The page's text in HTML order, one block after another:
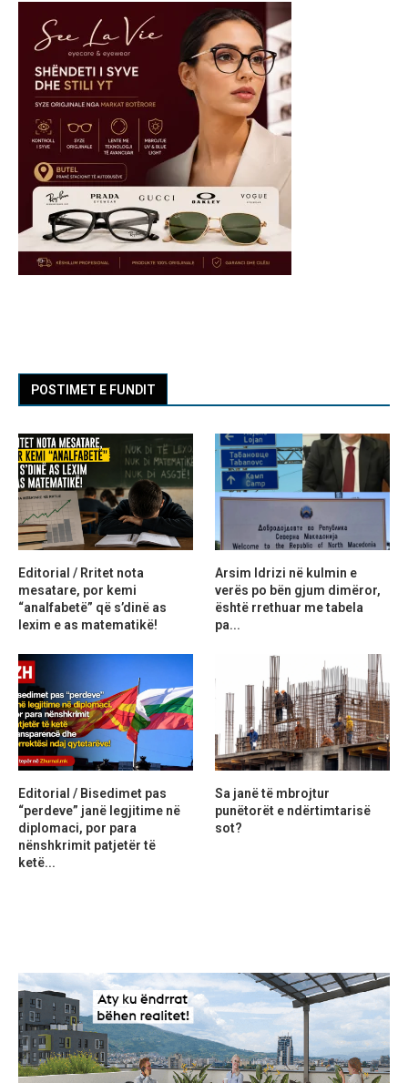
POSTIMET E FUNDIT
Editorial / Rritet nota
mesatare, por kemi
“analfabetë” që s’dinë as
lexim e as matematikë!
Arsim Idrizi në kulmin e
verës po bën gjum dimëror,
është rrethuar me tabela
pa...
Editorial / Bisedimet pas
“perdeve” janë legjitime në
diplomaci, por para
nënshkrimit patjetër të
ketë...
Sa janë të mbrojtur
punëtorët e ndërtimtarisë
sot?